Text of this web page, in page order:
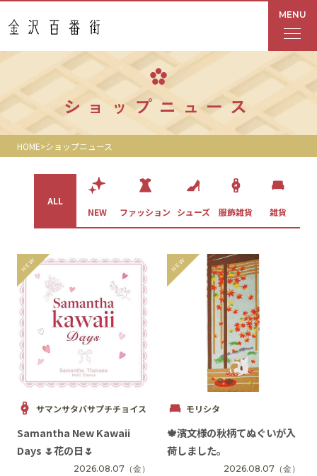
MENU
フロアガイド
あんと
Rinto
あんと西
レストラン・カフェ
ショップニュース
イベント
アクセス・パーキング
施設からのお知らせ
ショップニュース
HOME ショップニュース
ALL
NEW
ファッション シューズ 服飾雑貨 雑貨
サマンサタバサプチチョイス
Samantha New Kawaii
Days 🌷花の日🌷
2026.08.07 （金）
モリシタ
🍁濱文様の秋柄てぬぐいが入
荷しました。
2026.08.07 （金）